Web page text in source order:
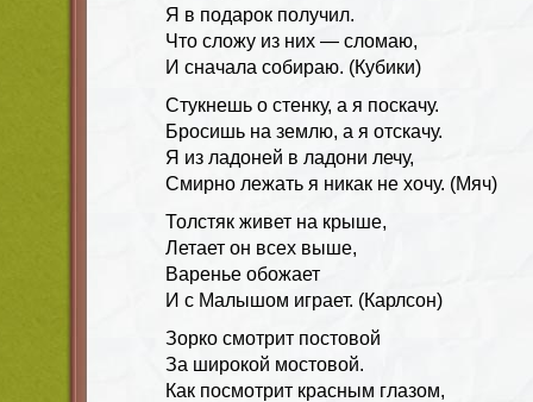
Я в подарок получил.
Что сложу из них — сломаю,
И сначала собираю. (Кубики)
Стукнешь о стенку, а я поскачу.
Бросишь на землю, а я отскачу.
Я из ладоней в ладони лечу,
Смирно лежать я никак не хочу. (Мяч)
Толстяк живет на крыше,
Летает он всех выше,
Варенье обожает
И с Малышом играет. (Карлсон)
Зорко смотрит постовой
За широкой мостовой.
Как посмотрит красным глазом,